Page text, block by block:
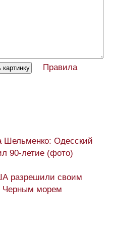
Правила
Одесский
90-летие (фото)
разрешили своим
Черным морем